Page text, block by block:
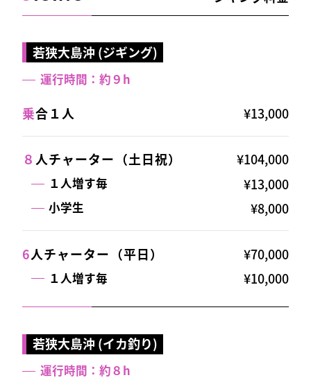
若狭大島沖 (ジギング)
運行時間：約９h
乗合１人 ¥13,000
８人チャーター（土日祝） ¥104,000
１人増す毎 ¥13,000
小学生 ¥8,000
6人チャーター（平日） ¥70,000
１人増す毎 ¥10,000
若狭大島沖 (イカ釣り)
運行時間：約８h